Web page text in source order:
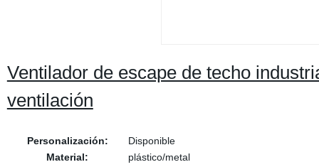
Ventilador de escape de techo
ventilación
Personalización:
Disponible
Material:
plástico/metal